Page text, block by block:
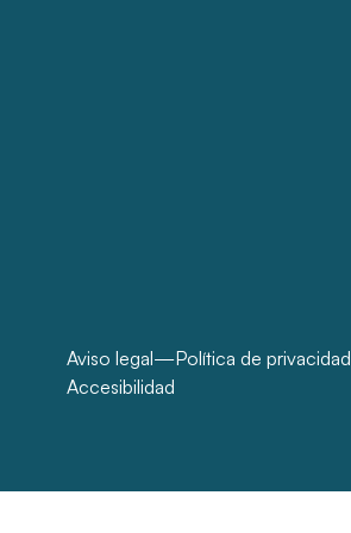
Aviso legal Política de privacidad
Accesibilidad